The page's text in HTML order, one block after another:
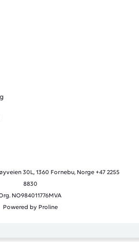
30L, 1360 Fornebu, Norge +47 2255
8830
NO984011776MVA
Powered by Proline